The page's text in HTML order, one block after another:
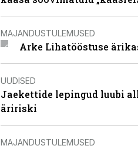
MAJANDUSTULEMUSED
Arke Lihatööstuse
UUDISED
Jaekettide lepingud luubi
äririski
MAJANDUSTULEMUSED